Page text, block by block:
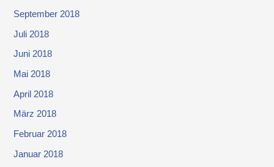
September 2018
Juli 2018
Juni 2018
Mai 2018
April 2018
März 2018
Februar 2018
Januar 2018